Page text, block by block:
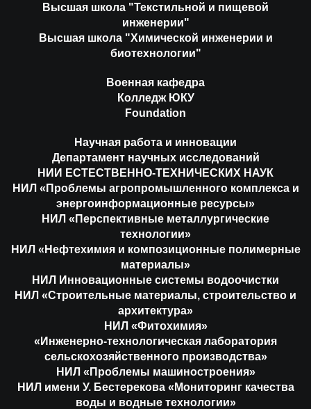
Высшая школа "Текстильной и пищевой
инженерии"
Высшая школа "Химической инженерии и
биотехнологии"
Военная кафедра
Колледж ЮКУ
Foundation
Научная работа и инновации
Департамент научных исследований
НИИ ЕСТЕСТВЕННО-ТЕХНИЧЕСКИХ НАУК
НИЛ «Проблемы агропромышленного комплекса и
энергоинформационные ресурсы»
НИЛ «Перспективные металлургические
технологии»
НИЛ «Нефтехимия и композиционные полимерные
материалы»
НИЛ Инновационные системы водоочистки
НИЛ «Строительные материалы, строительство и
архитектура»
НИЛ «Фитохимия»
«Инженерно-технологическая лаборатория
сельскохозяйственного производства»
НИЛ «Проблемы машиностроения»
НИЛ имени У. Бестерекова «Мониторинг качества
воды и водные технологии»